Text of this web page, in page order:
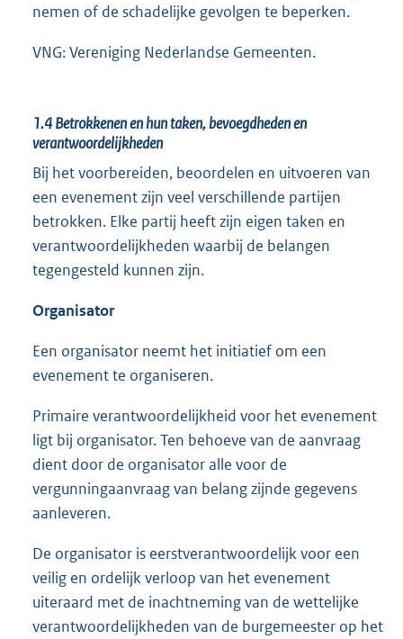
nemen of de schadelijke gevolgen te beperken.
VNG: Vereniging Nederlandse Gemeenten.
1.4Betrokkenen en hun taken, bevoegdheden en
verantwoordelijkheden
Bij het voorbereiden, beoordelen en uitvoeren van
een evenement zijn veel verschillende partijen
betrokken. Elke partij heeft zijn eigen taken en
verantwoordelijkheden waarbij de belangen
tegengesteld kunnen zijn.
Organisator
Een organisator neemt het initiatief om een
evenement te organiseren.
Primaire verantwoordelijkheid voor het evenement
ligt bij organisator. Ten behoeve van de aanvraag
dient door de organisator alle voor de
vergunningaanvraag van belang zijnde gegevens
aanleveren.
De organisator is eerstverantwoordelijk voor een
veilig en ordelijk verloop van het evenement
uiteraard met de inachtneming van de wettelijke
verantwoordelijkheden van de burgemeester op het